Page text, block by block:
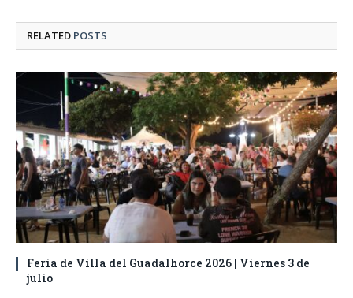
RELATED POSTS
Feria de Villa del Guadalhorce 2026 | Viernes 3 de
julio